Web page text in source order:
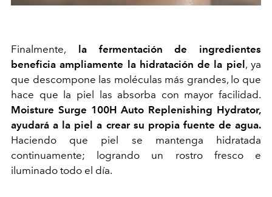
Finalmente, la fermentación de ingredientes
beneficia ampliamente la hidratación de la piel, ya
que descompone las moléculas más grandes, lo que
hace que la piel las absorba con mayor facilidad.
Moisture Surge 100H Auto Replenishing Hydrator,
ayudará a la piel a crear su propia fuente de agua.
Haciendo que piel se mantenga hidratada
continuamente; logrando un rostro fresco e
iluminado todo el día.